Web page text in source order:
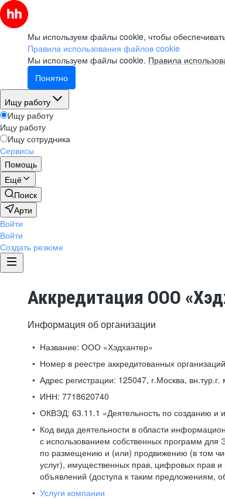
Мы используем файлы cookie, чтобы
Правила использования файлов cookie
Мы используем файлы cookie. Правила
Понятно
Ищу работу
Ищу работу
Ищу работу
Ищу сотрудника
Сервисы
Помощь
Ещё
Поиск
Арти
Войти
Войти
Создать резюме
Аккредитация ООО
Информация об организации
Название: ООО «Хэдхантер»
Номер в реестре аккредитованных
Адрес регистрации: 125047, г.Москва,
ИНН: 7718620740
ОКВЭД: 63.11.1 «Деятельность по созданию
Код вида деятельности в области
с использованием собственных программ
по размещению и (или) продвижению (в том
услуг), имущественных прав, цифровых прав
объявлений (доступа к таким предложениям,
Услуги компании